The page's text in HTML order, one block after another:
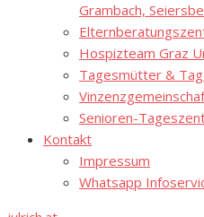
Grambach,
Hospizteam Graz
Tagesmütter &
Senioren-
Kontakt
Impressum
Whatsapp